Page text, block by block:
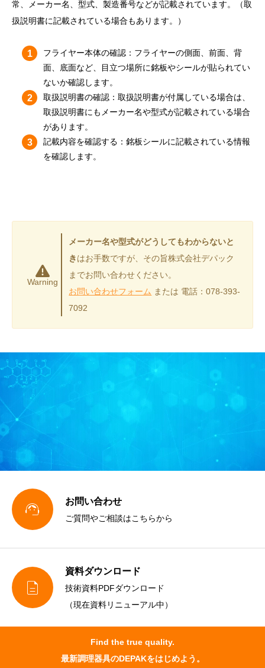
常、メーカー名、型式、製造番号などが記載されています。（取
扱説明書に記載されている場合もあります。）
フライヤー本体の確認：フライヤーの側面、前面、背
面、底面など、目立つ場所に銘板やシールが貼られてい
ないか確認します。
取扱説明書の確認：取扱説明書が付属している場合は、
取扱説明書にもメーカー名や型式が記載されている場合
があります。
記載内容を確認する：銘板シールに記載されている情報
を確認します。
Warning
メーカー名や型式がどうしてもわからないと
きはお手数ですが、その旨株式会社デパック
までお問い合わせください。
お問い合わせフォーム または 電話：078-393-
7092
 お問い合わせ
ご質問やご相談はこちらから

資料ダウンロード
技術資料PDFダウンロード
（現在資料リニューアル中）
Find the true quality.
最新調理器具のDEPAKをはじめよう。